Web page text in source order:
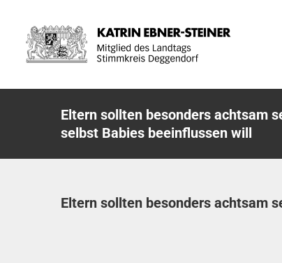
Inhalt
springen
Eltern sollten besonders achtsam
selbst Babies beeinflussen will
Eltern sollten besonders achtsam